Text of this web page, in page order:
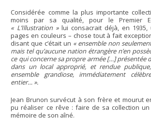
Considérée comme la plus importante
moins par sa qualité, pour le Premier
« L’Illustration »lui consacrait déjà, en
pages en couleurs – chose tout à fait
disant que c’était un « ensemble non
mais tel qu’aucune nation étrangère n’en
ce qui concerne sa propre armée […] présentée
dans un local approprié, et rendue
ensemble grandiose, immédiatement
entier… ».
Jean Brunon survécut à son frère et mourut
pu réaliser ce rêve : faire de sa collection
mémoire de son aîné.